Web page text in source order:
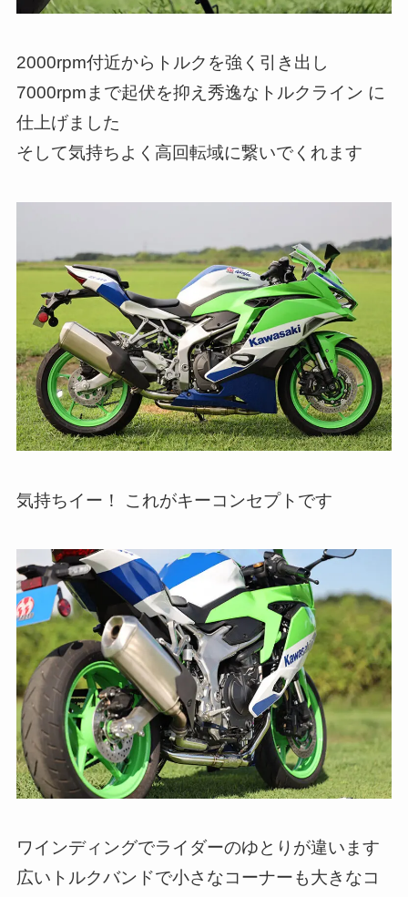
2000rpm付近からトルクを強く引き出し
7000rpmまで起伏を抑え秀逸なトルクライン に
仕上げました
そして気持ちよく高回転域に繋いでくれます
気持ちイー！ これがキーコンセプトです
ワインディングでライダーのゆとりが違います
広いトルクバンドで小さなコーナーも大きなコ